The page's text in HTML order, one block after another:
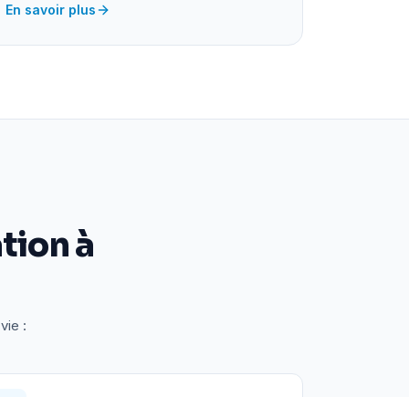
En savoir plus
à
: